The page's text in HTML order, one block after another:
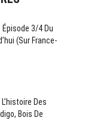
3/4 Du
(sur France-
Des
Bois De